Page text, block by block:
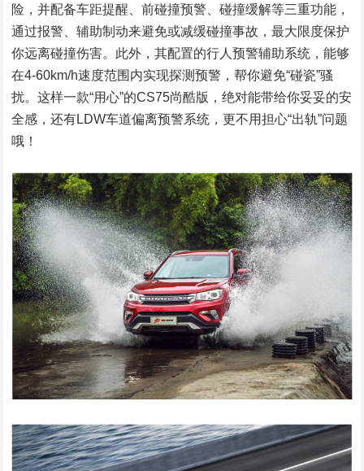
险，并配备车距提醒、前碰撞预警、碰撞缓解等三重功能，
通过报警、辅助制动来避免或减缓碰撞事故，最大限度保护
你远离碰撞伤害。此外，其配置的行人预警辅助系统，能够
在4-60km/h速度范围内实现探测预警，帮你避免“碰瓷”骚
扰。这样一款“用心”的CS75尚酷版，绝对能带给你妥妥的安
全感，还有LDW车道偏离预警系统，更不用担心“出轨”问题
哦！